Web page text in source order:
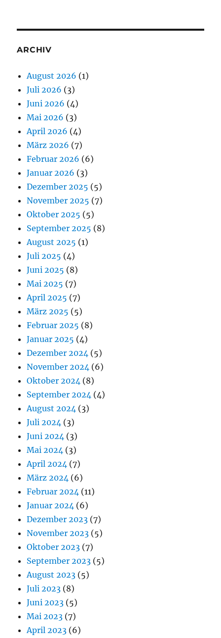
ARCHIV
August 2026 (1)
Juli 2026 (3)
Juni 2026 (4)
Mai 2026 (3)
April 2026 (4)
März 2026 (7)
Februar 2026 (6)
Januar 2026 (3)
Dezember 2025 (5)
November 2025 (7)
Oktober 2025 (5)
September 2025 (8)
August 2025 (1)
Juli 2025 (4)
Juni 2025 (8)
Mai 2025 (7)
April 2025 (7)
März 2025 (5)
Februar 2025 (8)
Januar 2025 (4)
Dezember 2024 (5)
November 2024 (6)
Oktober 2024 (8)
September 2024 (4)
August 2024 (3)
Juli 2024 (3)
Juni 2024 (3)
Mai 2024 (3)
April 2024 (7)
März 2024 (6)
Februar 2024 (11)
Januar 2024 (6)
Dezember 2023 (7)
November 2023 (5)
Oktober 2023 (7)
September 2023 (5)
August 2023 (5)
Juli 2023 (8)
Juni 2023 (5)
Mai 2023 (7)
April 2023 (6)